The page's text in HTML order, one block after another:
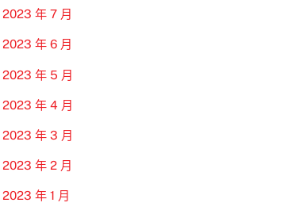
2023 年 7 月
2023 年 6 月
2023 年 5 月
2023 年 4 月
2023 年 3 月
2023 年 2 月
2023 年 1 月